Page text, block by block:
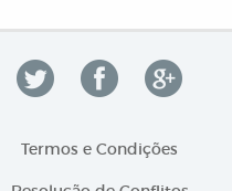
Termos e Condições